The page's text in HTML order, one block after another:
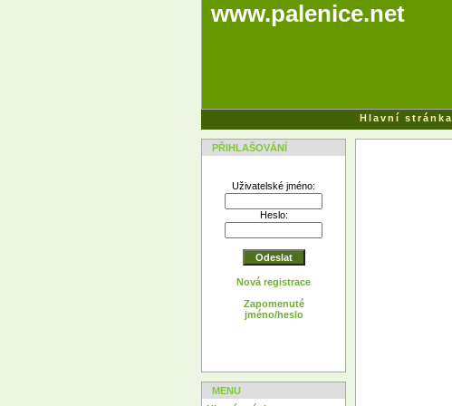
www.palenice.net
Hlavní stránka
PŘIHLAŠOVÁNÍ
Uživatelské jméno:
Heslo:
Nová registrace
Zapomenuté
jméno/heslo
MENU